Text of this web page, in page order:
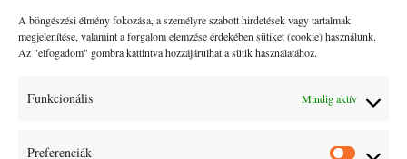
A böngészési élmény fokozása, a személyre szabott hirdetések vagy tartalmak
megjelenítése, valamint a forgalom elemzése érdekében sütiket (cookie) használunk.
Az "elfogadom" gombra kattintva hozzájárulhat a sütik használatához.
Funkcionális Mindig aktív
Preferenciák